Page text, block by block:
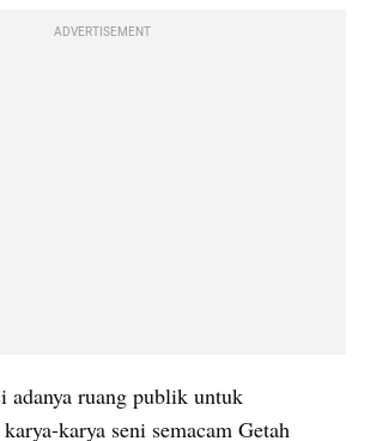
ADVERTISEMENT
adanya ruang publik untuk
karya seni semacam Getah